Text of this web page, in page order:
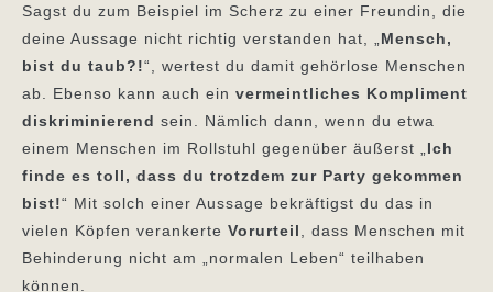
Sagst du zum Beispiel im Scherz zu einer Freundin, die
deine Aussage nicht richtig verstanden hat, „ Mensch,
bist du taub?!“, wertest du damit gehörlose Menschen
ab. Ebenso kann auch ein vermeintliches Kompliment
diskriminierend sein. Nämlich dann, wenn du etwa
einem Menschen im Rollstuhl gegenüber äußerst „ Ich
finde es toll, dass du trotzdem zur Party gekommen
bist!“ Mit solch einer Aussage bekräftigst du das in
vielen Köpfen verankerte Vorurteil
, dass Menschen mit
Behinderung nicht am „normalen Leben“ teilhaben
können.